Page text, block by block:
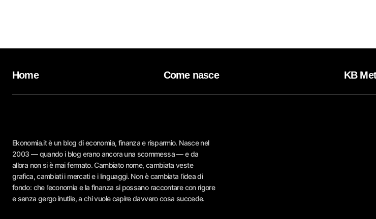
Ekonomia.it è un blog di economia, finanza e risparmio. Nasce nel
2003 — quando i blog erano ancora una scommessa — e da
allora non si è mai fermato. Cambiato nome, cambiata veste
grafica, cambiati i mercati e i linguaggi. Non è cambiata l’idea di
fondo: che l’economia e la finanza si possano raccontare con rigore
e senza gergo inutile, a chi vuole capire davvero cosa succede.
Home Come nasce KB